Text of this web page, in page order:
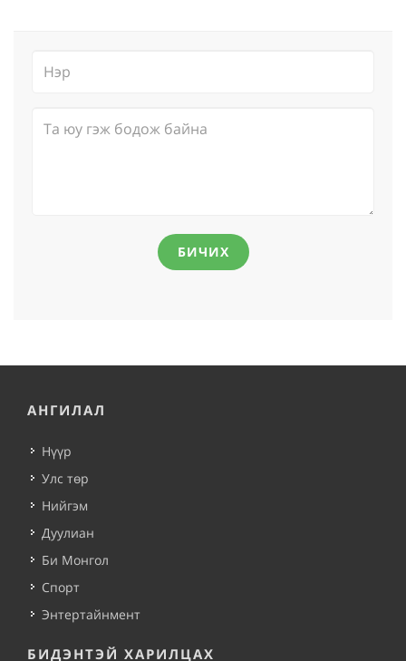
БИЧИХ
АНГИЛАЛ
Нүүр
Улс төр
Нийгэм
Дуулиан
Би Монгол
Спорт
Энтертайнмент
БИДЭНТЭЙ ХАРИЛЦАХ